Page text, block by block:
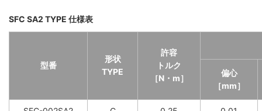
SFC SA2 TYPE 仕様表
型番
形状
TYPE
許容
トルク
［N・m］
偏心
［mm］